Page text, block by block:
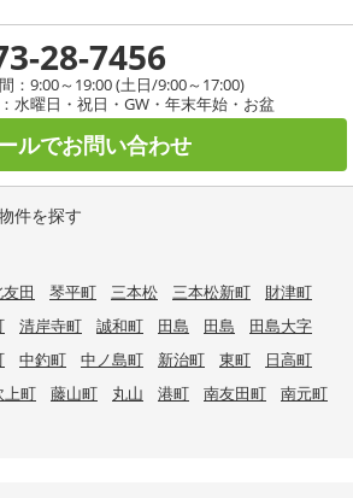
28-7456
：9:00～19:00 (土日/9:00～17:00)
水曜日・祝日・GW・年末年始・お盆
ルでお問い合わせ
件を探す
田 琴平町 三本松 三本松新町
財津町
清岸寺町 誠和町 田島 田島
田島大字
中釣町 中ノ島町 新治町 東町
日高町
上町 藤山町 丸山 港町 南友田町
南元町